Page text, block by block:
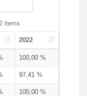
items
2022
100,00 %
97,41 %
100,00 %